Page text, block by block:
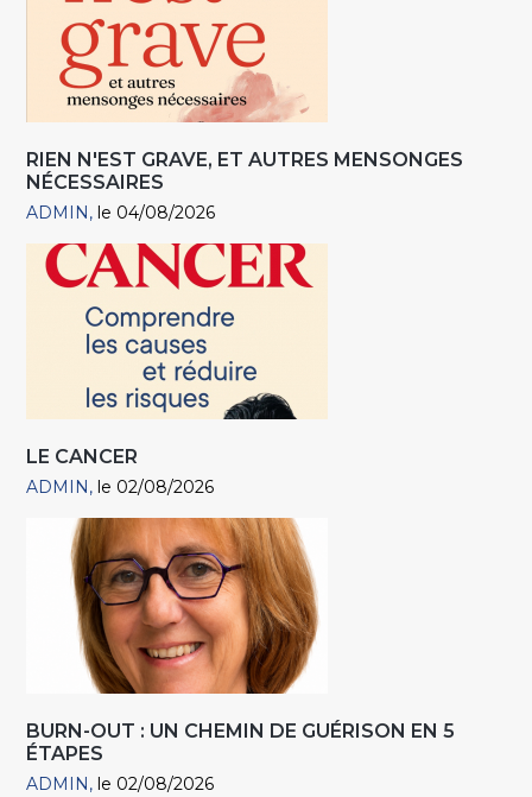
RIEN N'EST GRAVE, ET AUTRES MENSONGES
NÉCESSAIRES
ADMIN le 04/08/2026
LE CANCER
ADMIN le 02/08/2026
BURN-OUT : UN CHEMIN DE GUÉRISON EN 5
ÉTAPES
ADMIN le 02/08/2026